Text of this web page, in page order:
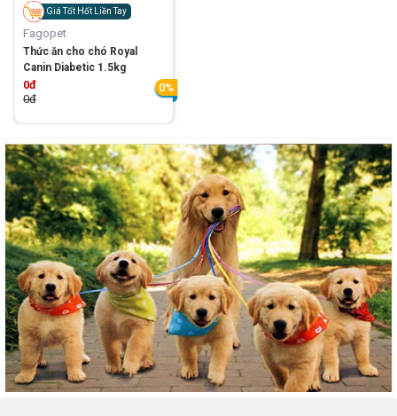
Giá Tốt Hốt Liền Tay
Fagopet
Thức ăn cho chó Royal
Canin Diabetic 1.5kg
0đ
0đ
0%